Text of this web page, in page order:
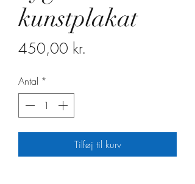
kunstplakat
450,00 kr.
Antal *
Tilføj til kurv